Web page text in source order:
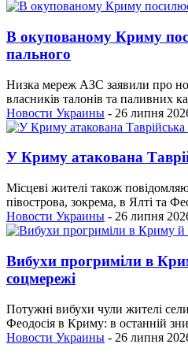
В окупованому Криму
пального
Низка мереж АЗС заявили про
власників талонів та паливних
Новости Украины - 26 липня
У Криму атакована
Місцеві жителі також
півострова, зокрема, в Ялті та
Новости Украины - 26 липня
Вибухи прогриміли в
соцмережі
Потужні вибухи чули жителі
Феодосія в Криму: в останній
Новости Украины - 26 липня